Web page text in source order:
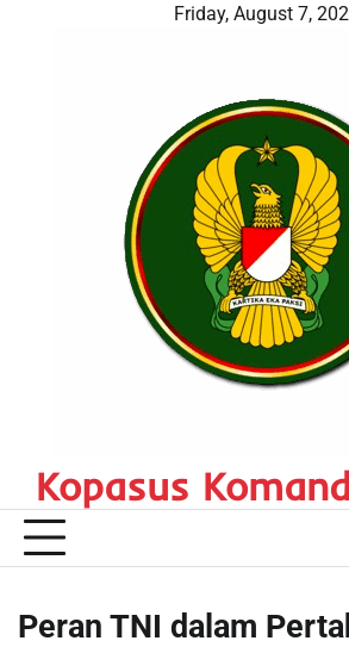
Friday, August 7,
Kopasus
Peran TNI dalam